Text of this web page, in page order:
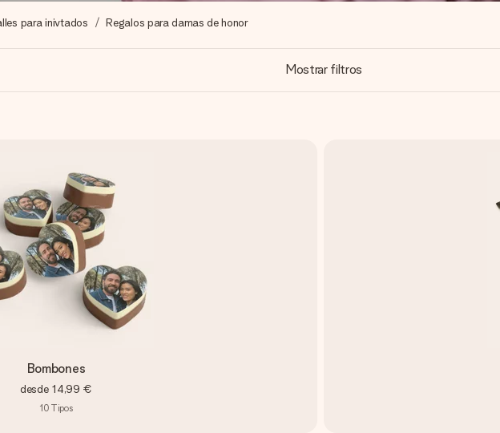
su nombre, tu foto o un mensaje que llegue al corazón. Sin complicaciones, solo todo el
para inivtados Regalos para damas de honor
Mostrar filtros
Bombones
desde 14,99 €
10 Tipos